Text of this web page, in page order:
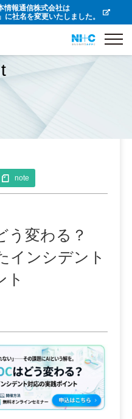
情報通信株式会社は
に社名を変更いたしました。
note
う変わる？
インシデント
ト